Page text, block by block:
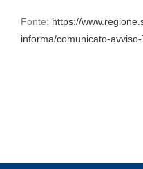
Fonte: https://
informa/comunicato-